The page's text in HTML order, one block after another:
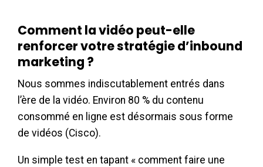
Comment la vidéo peut-elle
renforcer votre stratégie d’inbound
marketing ?
Nous sommes indiscutablement entrés dans
l’ère de la vidéo. Environ 80 % du contenu
consommé en ligne est désormais sous forme
de vidéos (Cisco).
Un simple test en tapant « comment faire une